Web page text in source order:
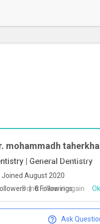
mohammadh
| General Dentistry
Joined August 2020
| 6 Followings
Ask
To start direct chat
taherkhaniClick here
Don`t show it again Ok